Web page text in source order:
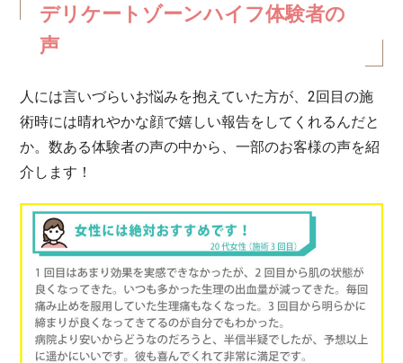
デリケートゾーンハイフ体験者の
声
人には言いづらいお悩みを抱えていた方が、2回目の施
術時には晴れやかな顔で嬉しい報告をしてくれるんだと
か。数ある体験者の声の中から、一部のお客様の声を紹
介します！